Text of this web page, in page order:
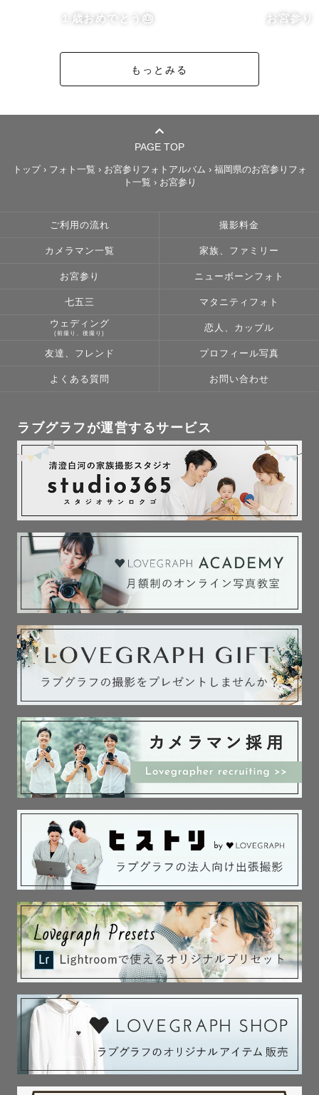
寧にさせて頂くのでご安心ください。
子様との撮影が大好きです👧🏻🤍
ウェディングもバッチリ撮れますのでお任せください💍
撮影に使える小道具沢山ご用意しています！
・七五三小道具(和傘、数字スティック)
・誕生日タペストリー
使用したいものがありましたら事前にお声がけください。
…………………………………………………
写真を撮ることが大好きです！
特別な記念日も
写真というカタチに残していきたい。
写真を見返した時に幸せな、温かい気持ちになれますよう
に。
そんな想いを込めて撮影をしています。
…………………………………………………………
\  お問い合わせフォーム  /
問合せ内容：検討段階・予約希望
撮影内容：バースデー・カップル・ウエディング・フレン
ド・七五三・お宮参りなど
希望日時：◯月◯日◯時〜　※目安でも可
撮影希望地：都道府県、公園・海・季節の花畑・神社・お
うち・学校など
その他ご要望:ありましたら御記入ください😌
最後までご覧頂きありがとうございます◎
皆様とお会い出来ることを楽しみにしています°. ♡ .°
１歳おめでとう🎂 お宮参り
もっとみる
PAGE TOP
トップ› フォト一覧 › お宮参りフォトアルバム › 福岡県のお宮参りフォ
ト一覧 › お宮参り
ご利用の流れ 撮影料金
カメラマン一覧 家族、ファミリー
お宮参り ニューボーンフォト
七五三 マタニティフォト
ウェディング
(前撮り、後撮り)
恋人、カップル
友達、フレンド プロフィール写真
よくある質問 お問い合わせ
ラブグラフが運営するサービス